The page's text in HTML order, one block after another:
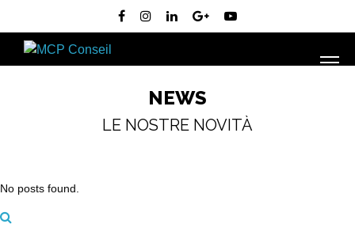
NEWS
LE NOSTRE NOVITÀ
No posts found.